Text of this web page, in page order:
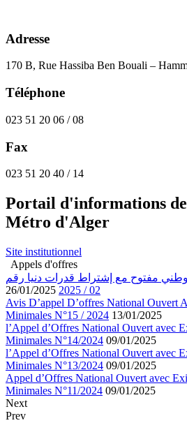
Adresse
170 B, Rue Hassiba Ben Bouali –
Téléphone
023 51 20 06 / 08
Fax
023 51 20 40 / 14
Portail d'informations
Métro d'Alger
Site institutionnel
Appels d'offres
مفتوح مع إشتراط قدرات دنيا رقم
02 / 2025
26/01/2025
Avis D’appel D’offres National Ouvert
Minimales N°15 / 2024 13/01/2025
l’Appel d’Offres National Ouvert avec
Minimales N°14/2024 09/01/2025
l’Appel d’Offres National Ouvert avec
Minimales N°13/2024 09/01/2025
Appel d’Offres National Ouvert avec
Minimales N°11/2024 09/01/2025
Next
Prev